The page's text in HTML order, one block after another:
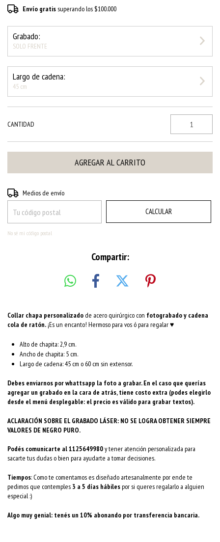
Envío gratissuperando los $100.000
Grabado:
SOLO FRENTE
Largo de cadena:
45 cm
CANTIDAD
Entregas para el CP:
Medios de envío
CALCULAR
No sé mi código postal
Compartir:
Collar chapa personalizado de acero quirúrgico con fotograbado y cadena
cola de ratón.¡Es un encanto! Hermoso para vos ó para regalar ♥
Alto de chapita: 2,9 cm.
Ancho de chapita: 5 cm.
Largo de cadena: 45 cm o 60 cm sin extensor.
Debes enviarnos por whattsapp la foto a grabar. En el caso que querías
agregar un grabado en la cara de atrás, tiene costo extra (podes elegirlo
desde el menú desplegable: el precio es válido para grabar textos).
ACLARACIÓN SOBRE EL GRABADO LÁSER: NO SE LOGRA OBTENER SIEMPRE
VALORES DE NEGRO PURO.
Podés comunicarte al 1125649980y tener atención personalizada para
sacarte tus dudas o bien para ayudarte a tomar decisiones.
Tiempos: Como te comentamos es diseñado artesanalmente por ende te
pedimos que contemples 3 a 5 días hábilespor si queres regalarlo a alguien
especial :)
Algo muy genial: tenés un 10% abonando por transferencia bancaria.